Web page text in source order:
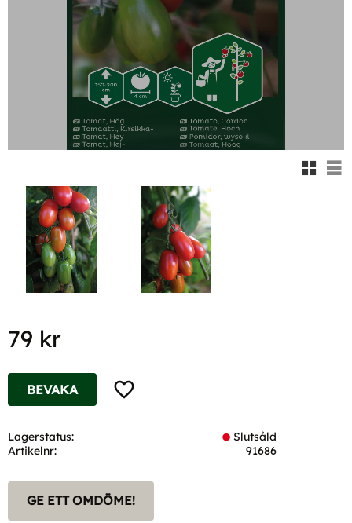
79 kr
Lägg till i favoriter
BEVAKA
Lagerstatus
Slutsåld
Artikelnr
91686
GE ETT OMDÖME!